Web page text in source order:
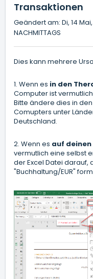
Transaktionen
Geändert am: Di, 14
NACHMITTAGS
Dies kann mehrere
1. Wenn es in den
Computer ist
Bitte ändere dies in
Comupters unter
Deutschland.
2. Wenn es auf deinen
vermutlich eine selbst
der Excel Datei
"Buchhaltung/EUR"